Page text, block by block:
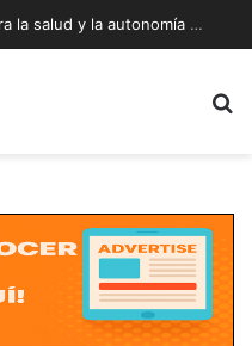
Movilidad física: una aliada para la salud y la autonomía a cualquier edad